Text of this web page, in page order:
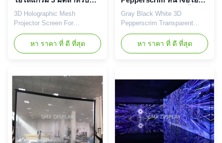
หน้าจอโฮโลแกรม เวที 360
องศาสำหรับการฉายภาพ
3D Holographic Mesh
Projector Screen For
Holographic Screen 360
Degree Stage For Fog Screen
Projection Description: Highly
hologram effects. Imagine a
hologram that looks so real
that 3D objects appear to float
in mid-air or surround a
performer on ...
หา ราคา ที่ ดี ที่สุด
แกรมโปร่งใสสำหรับพื้น
หลังเวทีการแสดงโฮโลแก
Gray Black White 3D
Pepperscrim Transparent
Holographic Screen For Stage
Background Holographic
Show Pepperscrim is the
to make presentations behind
our near-invisible gauze while
informative and entertaining
holographic effects appear to
float ...
หา ราคา ที่ ดี ที่สุด